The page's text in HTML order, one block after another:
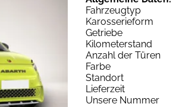
Fahrzeugtyp
Karosserieform
Getriebe
Kilometerstand
Anzahl der Türen
Farbe
Standort
Lieferzeit
Unsere Nummer